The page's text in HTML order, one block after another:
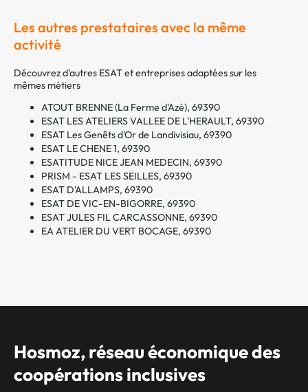
Les autres prestataires avec la même
activité
Découvrez d'autres ESAT et entreprises adaptées sur les
mêmes métiers
ATOUT BRENNE (La Ferme d'Azé), 69390
ESAT LES ATELIERS VALLEE DE L'HERAULT, 69390
ESAT Les Genêts d'Or de Landivisiau, 69390
ESAT LE CHENE 1, 69390
ESATITUDE NICE JEAN MEDECIN, 69390
PRISM - ESAT LES SEILLES, 69390
ESAT D'ALLAMPS, 69390
ESAT DE VIC-EN-BIGORRE, 69390
ESAT JULES FIL CARCASSONNE, 69390
EA ATELIER DU VERT BOCAGE, 69390
Hosmoz, réseau économique des
coopérations inclusives